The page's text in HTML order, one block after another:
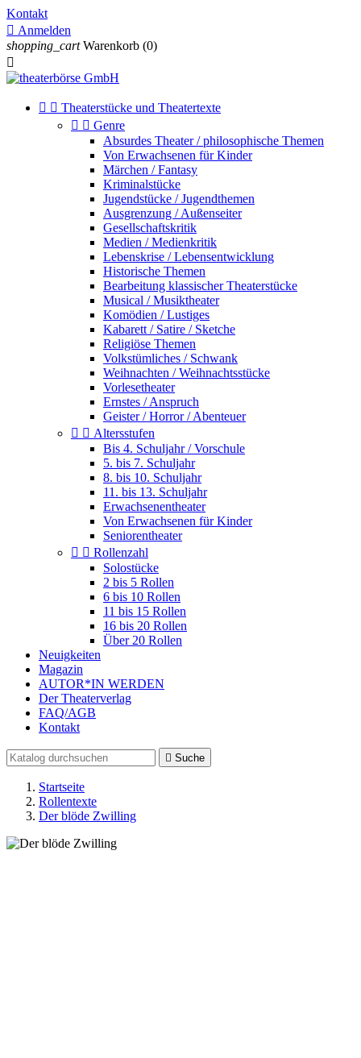
Kontakt
 Anmelden
shopping_cart Warenkorb (0)

  Theaterstücke und Theatertexte
  Genre
Absurdes Theater / philosophische Themen
Von Erwachsenen für Kinder
Märchen / Fantasy
Kriminalstücke
Jugendstücke / Jugendthemen
Ausgrenzung / Außenseiter
Gesellschaftskritik
Medien / Medienkritik
Lebenskrise / Lebensentwicklung
Historische Themen
Bearbeitung klassischer Theaterstücke
Musical / Musiktheater
Komödien / Lustiges
Kabarett / Satire / Sketche
Religiöse Themen
Volkstümliches / Schwank
Weihnachten / Weihnachtsstücke
Vorlesetheater
Ernstes / Anspruch
Geister / Horror / Abenteuer
  Altersstufen
Bis 4. Schuljahr / Vorschule
5. bis 7. Schuljahr
8. bis 10. Schuljahr
11. bis 13. Schuljahr
Erwachsenentheater
Von Erwachsenen für Kinder
Seniorentheater
  Rollenzahl
Solostücke
2 bis 5 Rollen
6 bis 10 Rollen
11 bis 15 Rollen
16 bis 20 Rollen
Über 20 Rollen
Neuigkeiten
Magazin
AUTOR*IN WERDEN
Der Theaterverlag
FAQ/AGB
Kontakt
 Suche
Startseite
Rollentexte
Der blöde Zwilling